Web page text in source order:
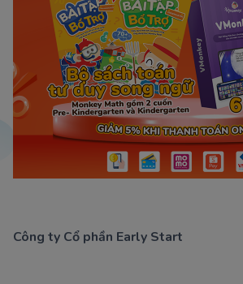
Công ty Cổ phần Early Start